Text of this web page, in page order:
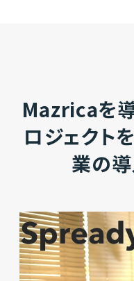
Mazricaを
ロジェクト
業の